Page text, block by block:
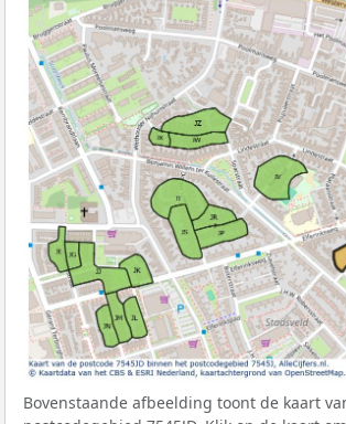
Bovenstaande afbeelding toont de kaart